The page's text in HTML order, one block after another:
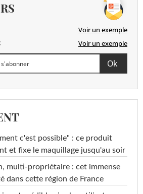
Voir un exemple
Voir un exemple
c'est possible" : ce produit
et fixe le maquillage jusqu'au soir
multi-propriétaire : cet immense
dans cette région de France